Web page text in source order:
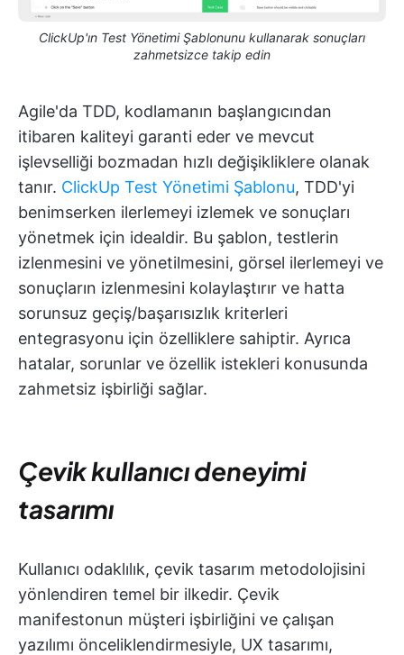
ClickUp'ın Test Yönetimi Şablonunu kullanarak sonuçları
zahmetsizce takip edin
Agile'da TDD, kodlamanın başlangıcından
itibaren kaliteyi garanti eder ve mevcut
işlevselliği bozmadan hızlı değişikliklere olanak
tanır. ClickUp Test Yönetimi Şablonu, TDD'yi
benimserken ilerlemeyi izlemek ve sonuçları
yönetmek için idealdir. Bu şablon, testlerin
izlenmesini ve yönetilmesini, görsel ilerlemeyi ve
sonuçların izlenmesini kolaylaştırır ve hatta
sorunsuz geçiş/başarısızlık kriterleri
entegrasyonu için özelliklere sahiptir. Ayrıca
hatalar, sorunlar ve özellik istekleri konusunda
zahmetsiz işbirliği sağlar.
Çevik kullanıcı deneyimi
tasarımı
Kullanıcı odaklılık, çevik tasarım metodolojisini
yönlendiren temel bir ilkedir. Çevik
manifestonun müşteri işbirliğini ve çalışan
yazılımı önceliklendirmesiyle, UX tasarımı,